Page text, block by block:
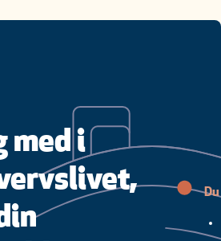
med i